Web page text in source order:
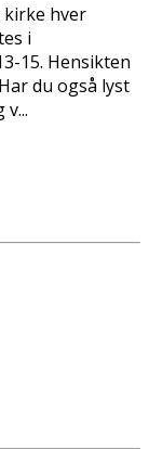
kirke hver
i
15. Hensikten
du også lyst